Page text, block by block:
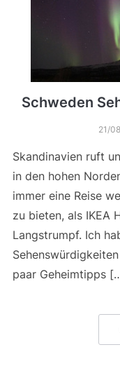
Schweden
21/
Skandinavien ruft
in den hohen
immer eine Reise
zu bieten, als IKEA
Langstrumpf. Ich
paar Geheimtipps